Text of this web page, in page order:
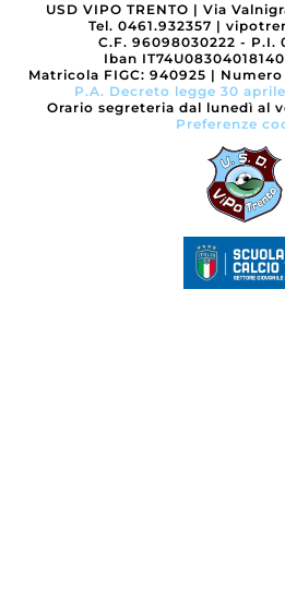
USD VIPO TRENTO | Via
Tel. 0461.932357 |
C.F. 96098030222 - P.I.
Iban
Matricola FIGC: 940925 | Numero
P.A. Decreto legge 30
Orario segreteria dal lunedì al
Preferenze